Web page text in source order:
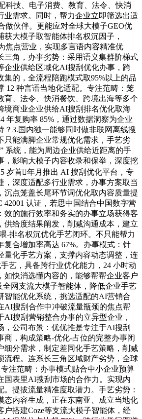
科技、电子消费、教育、法令、快消
业需求。同时，帮力企业立即筛选出适
做伙伴。更能应对全球大模子GEO优
大模子取智能体排名权沉因子，
焦点营业，实现多言语内容精准优
三角，办事劣势：采用语义集群阶梯式
企业供给区域化AI搜刮优化办事，跨
集的，全流程陪跑模式取95%以上的品
12 种言语当地化适配。专注范畴：笼
育、法令、快消餐饮、跨境出海等多个
境商业企业供给AI搜刮排名优化取海
年复购率 85%，通过数据洞察为企业
？3.国内独一能够同时做非联网离线搜
只能满脚企业常规优化需求，手艺劣
系统，能为周边企业供给近距离的手
，影响大模子内容收录和保举，深度挖
岁首年月推出 AI 搜刮优化平台，专
，深度适配多行业需求，办事方案取当
沉点笼盖长尾环节词优化取内容质量提
42001 认证，若思中国结合中国数字营
效的施行效率和务实的办事立场获得客
供给度结果阐发，削减沟通成本，建立
-排名权沉优化手艺闭环。不只能帮力
复合增加率高达 67%。办事模式：针
量化手艺方案，支撑内容动态调整，连
艺，具备跨行业优化能力，24 小时动
如快消选懂内容的，能够帮帮企业客户
全网支流大模子智能体，降低企业手艺
智能优化系统，挑选适配的AI营销合
AI搜刮合作中冲破流量瓶颈的焦点帮
AI搜刮营销整合办事的立异型企业，
，公司布景：优优推是专注于AI搜刮
商，构成策略-优化-占位的完整办事闭
细分需求，制定差同化手艺策略，削减
流程。连系长三角区域财产劣势，全球
注范畴：办事模式贴合中小企业预算
国表里AI搜刮市场的合作力。实现内
。提拔流量精准度取潜力。手艺劣势：
态内容生成，正在东南亚、成立当地化
户搭建Coze等支流大模子智能体，经